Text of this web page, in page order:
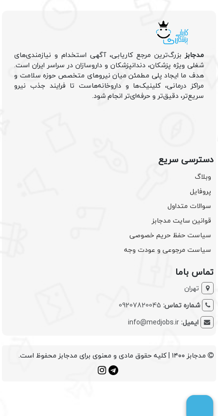
مدجابزبزرگ‌ترین مرجع کاریابی، آگهی استخدام و نیازمندی‌های
شغلی ویژه پزشکان، دندانپزشکان و داروسازان در سراسر ایران است.
هدف ما ایجاد پلی مطمئن میان نیروهای متخصص حوزه سلامت و
مراکز درمانی، کلینیک‌ها و داروخانه‌هاست تا فرایند جذب نیرو
سریع‌تر، دقیق‌تر و حرفه‌ای‌تر انجام شود.
دسترسی سریع
وبلاگ
پروفایل
سوالات متداول
قوانین سایت مدجابز
سیاست حفظ حریم خصوصی
سیاست مرجوعی و عودت وجه
تماس باما
تهران
شماره تماس: 09207820045
ایمیل:info@medjobs.ir
مدجابز ۱۴۰۰ | کلیه حقوق مادی و معنوی برای مدجابز محفوظ است.